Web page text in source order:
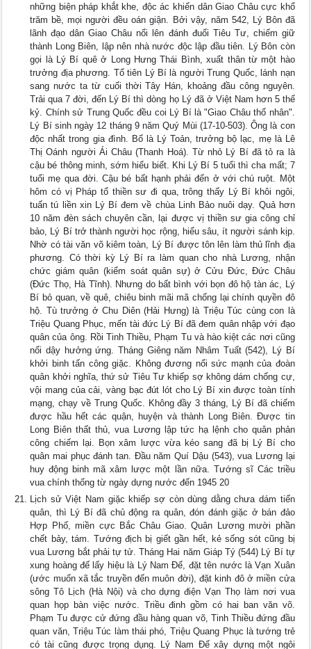
những biện pháp khắt khe, độc ác khiến dân Giao Châu cực khổ
trăm bề, mọi người đều oán giận. Bởi vậy, năm 542, Lý Bôn đã
lãnh đạo dân Giao Châu nổi lên đánh đuổi Tiêu Tư, chiếm giữ
thành Long Biên, lập nên nhà nước độc lập đầu tiên. Lý Bôn còn
gọi là Lý Bí quê ở Long Hưng Thái Bình, xuất thân từ một hào
trưởng địa phương. Tổ tiên Lý Bí là người Trung Quốc, lánh nạn
sang nước ta từ cuối thời Tây Hán, khoảng đầu công nguyên.
Trải qua 7 đời, đến Lý Bí thì dòng họ Lý đã ở Việt Nam hơn 5 thế
kỷ. Chính sử Trung Quốc đều coi Lý Bí là "Giao Châu thổ nhân".
Lý Bí sinh ngày 12 tháng 9 năm Quý Mùi (17-10-503). Ông là con
độc nhất trong gia đình. Bố là Lý Toản, trưởng bộ lạc, mẹ là Lê
Thị Oánh người Ái Châu (Thanh Hoá). Từ nhỏ Lý Bí đã tỏ ra là
cậu bé thông minh, sớm hiểu biết. Khi Lý Bí 5 tuổi thì cha mất; 7
tuổi mẹ qua đời. Cậu bé bất hạnh phải đến ở với chú ruột. Một
hôm có vị Pháp tổ thiền sư đi qua, trông thấy Lý Bí khôi ngôi,
tuấn tú liền xin Lý Bí đem về chùa Linh Bảo nuôi dạy. Quả hơn
10 năm đèn sách chuyên cần, lại được vị thiền sư gia công chỉ
bảo, Lý Bí trở thành người học rộng, hiểu sâu, ít người sánh kịp.
Nhờ có tài văn võ kiêm toàn, Lý Bí được tôn lên làm thủ lĩnh địa
phương. Có thời kỳ Lý Bí ra làm quan cho nhà Lương, nhận
chức giám quân (kiểm soát quân sự) ở Cửu Đức, Đức Châu
(Đức Thọ, Hà Tĩnh). Nhưng do bất bình với bọn đô hộ tàn ác, Lý
Bí bỏ quan, về quê, chiêu binh mãi mã chống lại chính quyền đô
hộ. Tù trưởng ở Chu Diên (Hải Hưng) là Triệu Túc cùng con là
Triệu Quang Phục, mến tài đức Lý Bí đã đem quân nhập với đạo
quân của ông. Rồi Tinh Thiều, Phạm Tu và hào kiệt các nơi cũng
nổi dậy hưởng ứng. Tháng Giêng năm Nhâm Tuất (542), Lý Bí
khởi binh tấn công giặc. Không đương nổi sức mạnh của đoàn
quân khởi nghĩa, thứ sử Tiêu Tư khiếp sợ không dám chống cự,
vội mang của cải, vàng bạc đút lót cho Lý Bí xin được toàn tính
mạng, chạy về Trung Quốc. Không đầy 3 tháng, Lý Bí đã chiếm
được hầu hết các quận, huyện và thành Long Biên. Được tin
Long Biên thất thủ, vua Lương lập tức hạ lệnh cho quân phản
công chiếm lại. Bọn xâm lược vừa kéo sang đã bị Lý Bí cho
quân mai phục đánh tan. Đầu năm Quí Dậu (543), vua Lương lại
huy động binh mã xâm lược một lần nữa. Tướng sĩ Các triều
vua chính thống từ ngày dựng nước đến 1945 20
Lịch sử Việt Nam giặc khiếp sợ còn dùng dằng chưa dám tiến
quân, thì Lý Bí đã chủ động ra quân, đón đánh giặc ở bán đảo
Hợp Phố, miền cực Bắc Châu Giao. Quân Lương mười phần
chết bảy, tám. Tướng địch bị giết gần hết, kẻ sống sót cũng bị
vua Lương bắt phải tự tử. Tháng Hai năm Giáp Tý (544) Lý Bí tự
xung hoàng đế lấy hiệu là Lý Nam Đế, đặt tên nước là Vạn Xuân
(ước muốn xã tắc truyền đến muôn đời), đặt kinh đô ở miền cửa
sông Tô Lịch (Hà Nội) và cho dựng điện Vạn Thọ làm nơi vua
quan họp bàn việc nước. Triều đinh gồm có hai ban văn võ.
Phạm Tu được cử đứng đầu hàng quan võ, Tinh Thiều đứng đầu
quan văn, Triệu Túc làm thái phó, Triệu Quang Phục là tướng trẻ
có tài cũng được trọng dụng. Lý Nam Đế xây dựng một ngôi